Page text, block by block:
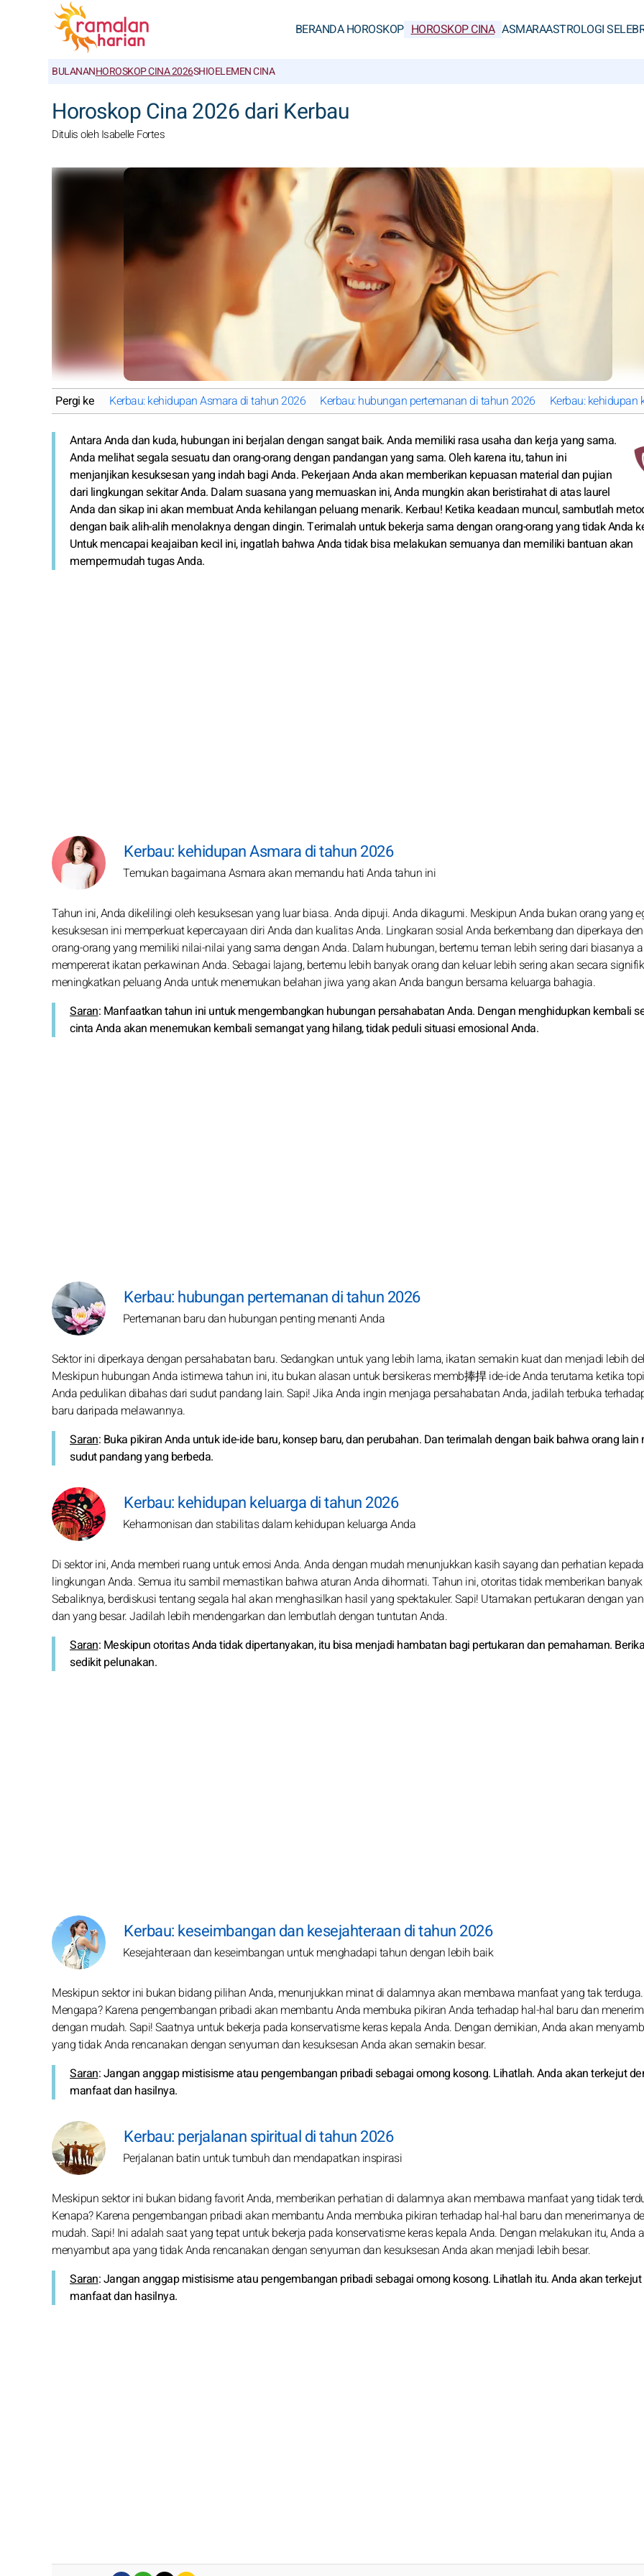
BERANDA HOROSKOP HOROSKOP CINA ASMARAASTROLOGI
BULANANHOROSKOP CINA 2026SHIOELEMEN CINA
Horoskop Cina 2026 dari Kerbau
Ditulis oleh Isabelle Fortes
Pergi ke Kerbau: kehidupan Asmara di tahun 2026 Kerbau: hubungan pertemanan di tahun 2026 Kerbau:
Antara Anda dan kuda, hubungan ini berjalan dengan sangat baik. Anda memiliki rasa usaha dan kerja yang sama.
Anda melihat segala sesuatu dan orang-orang dengan pandangan yang sama. Oleh karena itu, tahun ini
menjanjikan kesuksesan yang indah bagi Anda. Pekerjaan Anda akan memberikan kepuasan material dan pujian
dari lingkungan sekitar Anda. Dalam suasana yang memuaskan ini, Anda mungkin akan beristirahat di atas laurel
Anda dan sikap ini akan membuat Anda kehilangan peluang menarik. Kerbau! Ketika keadaan muncul, sambutlah
dengan baik alih-alih menolaknya dengan dingin. Terimalah untuk bekerja sama dengan orang-orang yang tidak Anda
Untuk mencapai keajaiban kecil ini, ingatlah bahwa Anda tidak bisa melakukan semuanya dan memiliki bantuan akan
mempermudah tugas Anda.
Kerbau: kehidupan Asmara di tahun 2026
Temukan bagaimana Asmara akan memandu hati Anda tahun ini
Tahun ini, Anda dikelilingi oleh kesuksesan yang luar biasa. Anda dipuji. Anda dikagumi. Meskipun Anda bukan orang yang
kesuksesan ini memperkuat kepercayaan diri Anda dan kualitas Anda. Lingkaran sosial Anda berkembang dan diperkaya
orang-orang yang memiliki nilai-nilai yang sama dengan Anda. Dalam hubungan, bertemu teman lebih sering dari biasanya
mempererat ikatan perkawinan Anda. Sebagai lajang, bertemu lebih banyak orang dan keluar lebih sering akan secara
meningkatkan peluang Anda untuk menemukan belahan jiwa yang akan Anda bangun bersama keluarga bahagia.
Saran: Manfaatkan tahun ini untuk mengembangkan hubungan persahabatan Anda. Dengan menghidupkan kembali
cinta Anda akan menemukan kembali semangat yang hilang, tidak peduli situasi emosional Anda.
Kerbau: hubungan pertemanan di tahun 2026
Pertemanan baru dan hubungan penting menanti Anda
Sektor ini diperkaya dengan persahabatan baru. Sedangkan untuk yang lebih lama, ikatan semakin kuat dan menjadi lebih
Meskipun hubungan Anda istimewa tahun ini, itu bukan alasan untuk bersikeras memb捧捍 ide-ide Anda terutama ketika
Anda pedulikan dibahas dari sudut pandang lain. Sapi! Jika Anda ingin menjaga persahabatan Anda, jadilah terbuka
baru daripada melawannya.
Saran: Buka pikiran Anda untuk ide-ide baru, konsep baru, dan perubahan. Dan terimalah dengan baik bahwa orang
sudut pandang yang berbeda.
Kerbau: kehidupan keluarga di tahun 2026
Keharmonisan dan stabilitas dalam kehidupan keluarga Anda
Di sektor ini, Anda memberi ruang untuk emosi Anda. Anda dengan mudah menunjukkan kasih sayang dan perhatian
lingkungan Anda. Semua itu sambil memastikan bahwa aturan Anda dihormati. Tahun ini, otoritas tidak memberikan banyak
Sebaliknya, berdiskusi tentang segala hal akan menghasilkan hasil yang spektakuler. Sapi! Utamakan pertukaran dengan
dan yang besar. Jadilah lebih mendengarkan dan lembutlah dengan tuntutan Anda.
Saran: Meskipun otoritas Anda tidak dipertanyakan, itu bisa menjadi hambatan bagi pertukaran dan pemahaman.
sedikit pelunakan.
Kerbau: keseimbangan dan kesejahteraan di tahun 2026
Kesejahteraan dan keseimbangan untuk menghadapi tahun dengan lebih baik
Meskipun sektor ini bukan bidang pilihan Anda, menunjukkan minat di dalamnya akan membawa manfaat yang tak terduga.
Mengapa? Karena pengembangan pribadi akan membantu Anda membuka pikiran Anda terhadap hal-hal baru dan
dengan mudah. Sapi! Saatnya untuk bekerja pada konservatisme keras kepala Anda. Dengan demikian, Anda akan
yang tidak Anda rencanakan dengan senyuman dan kesuksesan Anda akan semakin besar.
Saran: Jangan anggap mistisisme atau pengembangan pribadi sebagai omong kosong. Lihatlah. Anda akan terkejut
manfaat dan hasilnya.
Kerbau: perjalanan spiritual di tahun 2026
Perjalanan batin untuk tumbuh dan mendapatkan inspirasi
Meskipun sektor ini bukan bidang favorit Anda, memberikan perhatian di dalamnya akan membawa manfaat yang tidak
Kenapa? Karena pengembangan pribadi akan membantu Anda membuka pikiran terhadap hal-hal baru dan menerimanya
mudah. Sapi! Ini adalah saat yang tepat untuk bekerja pada konservatisme keras kepala Anda. Dengan melakukan itu, Anda
menyambut apa yang tidak Anda rencanakan dengan senyuman dan kesuksesan Anda akan menjadi lebih besar.
Saran: Jangan anggap mistisisme atau pengembangan pribadi sebagai omong kosong. Lihatlah itu. Anda akan
manfaat dan hasilnya.